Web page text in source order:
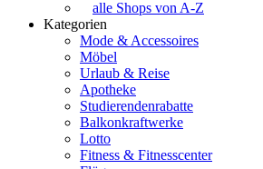
alle Shops von A-Z
Kategorien
Mode & Accessoires
Möbel
Urlaub & Reise
Apotheke
Studierendenrabatte
Balkonkraftwerke
Lotto
Fitness & Fitnesscenter